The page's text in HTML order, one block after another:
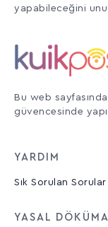
yapabileceğini
Bu web
güvencesinde
YARDIM
Sık Sorulan Sorular
YASAL